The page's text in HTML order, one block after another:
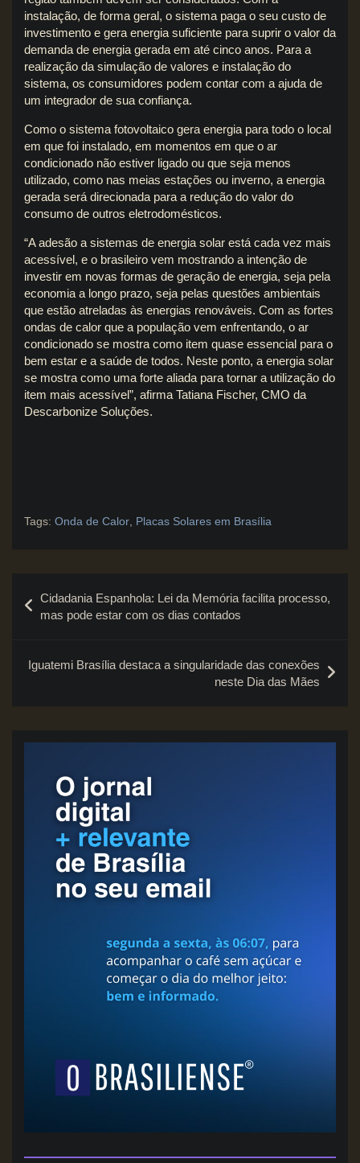
instalação, de forma geral, o sistema paga o seu custo de
investimento e gera energia suficiente para suprir o valor da
demanda de energia gerada em até cinco anos. Para a
realização da simulação de valores e instalação do
sistema, os consumidores podem contar com a ajuda de
um integrador de sua confiança.
Como o sistema fotovoltaico gera energia para todo o local
em que foi instalado, em momentos em que o ar
condicionado não estiver ligado ou que seja menos
utilizado, como nas meias estações ou inverno, a energia
gerada será direcionada para a redução do valor do
consumo de outros eletrodomésticos.
“A adesão a sistemas de energia solar está cada vez mais
acessível, e o brasileiro vem mostrando a intenção de
investir em novas formas de geração de energia, seja pela
economia a longo prazo, seja pelas questões ambientais
que estão atreladas às energias renováveis. Com as fortes
ondas de calor que a população vem enfrentando, o ar
condicionado se mostra como item quase essencial para o
bem estar e a saúde de todos. Neste ponto, a energia solar
se mostra como uma forte aliada para tornar a utilização do
item mais acessível”, afirma Tatiana Fischer, CMO da
Descarbonize Soluções.
Tags: Onda de Calor Placas Solares em Brasília
de
Cidadania Espanhola: Lei da Memória facilita processo,
mas pode estar com os dias contados
Iguatemi Brasília destaca a singularidade das conexões
neste Dia das Mães